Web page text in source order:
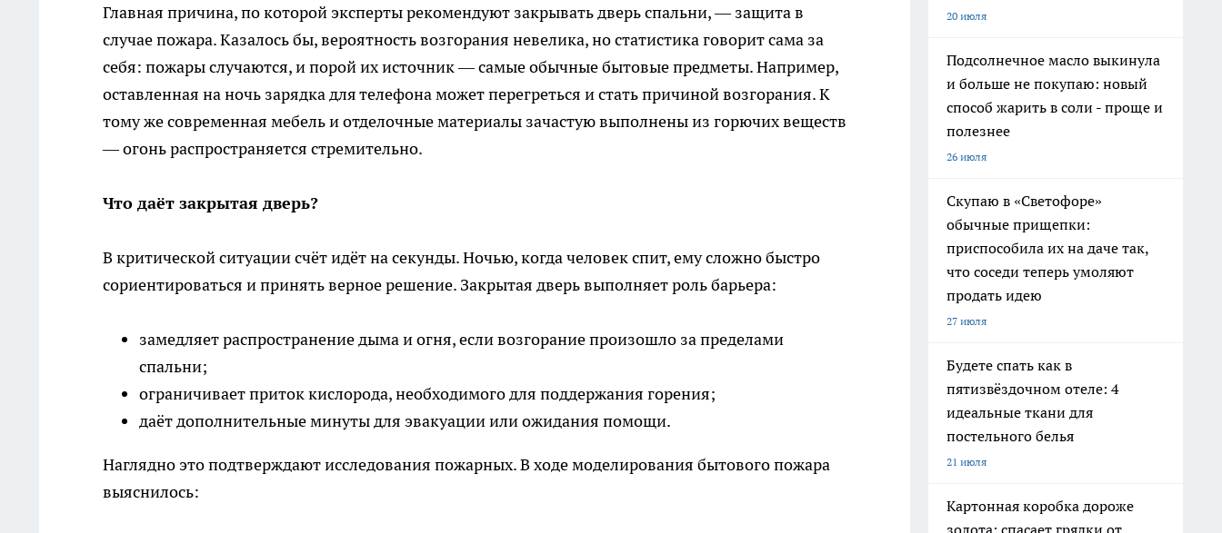
Главная причина, по которой эксперты рекомендуют закрывать дверь спальни, — защита в
случае пожара. Казалось бы, вероятность возгорания невелика, но статистика говорит сама за
себя: пожары случаются, и порой их источник — самые обычные бытовые предметы. Например,
оставленная на ночь зарядка для телефона может перегреться и стать причиной возгорания. К
тому же современная мебель и отделочные материалы зачастую выполнены из горючих веществ
— огонь распространяется стремительно.
Что даёт закрытая дверь?
В критической ситуации счёт идёт на секунды. Ночью, когда человек спит, ему сложно быстро
сориентироваться и принять верное решение. Закрытая дверь выполняет роль барьера:
замедляет распространение дыма и огня, если возгорание произошло за пределами
спальни;
ограничивает приток кислорода, необходимого для поддержания горения;
даёт дополнительные минуты для эвакуации или ожидания помощи.
Наглядно это подтверждают исследования пожарных. В ходе моделирования бытового пожара
выяснилось:
20 июля
Подсолнечное масло выкинула
и больше не покупаю: новый
способ жарить в соли - проще и
полезнее
26 июля
Скупаю в «Светофоре»
обычные прищепки:
приспособила их на даче так,
что соседи теперь умоляют
продать идею
27 июля
Будете спать как в
пятизвёздочном отеле: 4
идеальные ткани для
постельного белья
21 июля
Картонная коробка дороже
золота: спасает грядки от